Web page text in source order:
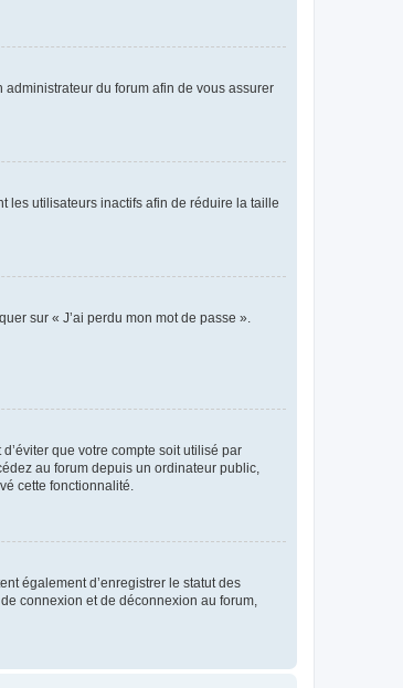
administrateur du forum afin de vous assurer
les utilisateurs inactifs afin de réduire la taille
sur « J’ai perdu mon mot de passe ».
que votre compte soit utilisé par
au forum depuis un ordinateur public,
cette fonctionnalité.
également d’enregistrer le statut des
connexion et de déconnexion au forum,